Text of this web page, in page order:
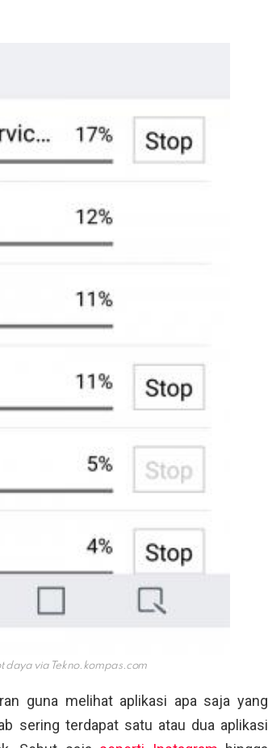
daya via Tekno.kompas.com
guna melihat aplikasi apa saja yang
sering terdapat satu atau dua aplikasi